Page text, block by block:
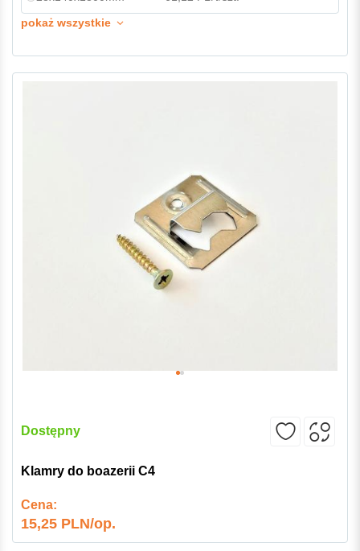
pokaż wszystkie
Dostępny
Klamry do boazerii C4
Cena:
15,25 PLN/op.